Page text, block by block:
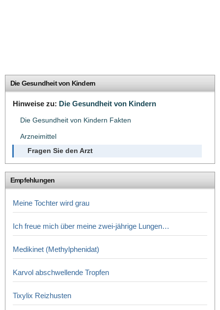
Die Gesundheit von Kindern
Hinweise zu: Die Gesundheit von Kindern
Die Gesundheit von Kindern Fakten
Arzneimittel
Fragen Sie den Arzt
Empfehlungen
Meine Tochter wird grau
Ich freue mich über meine zwei-jährige Lungen…
Medikinet (Methylphenidat)
Karvol abschwellende Tropfen
Tixylix Reizhusten